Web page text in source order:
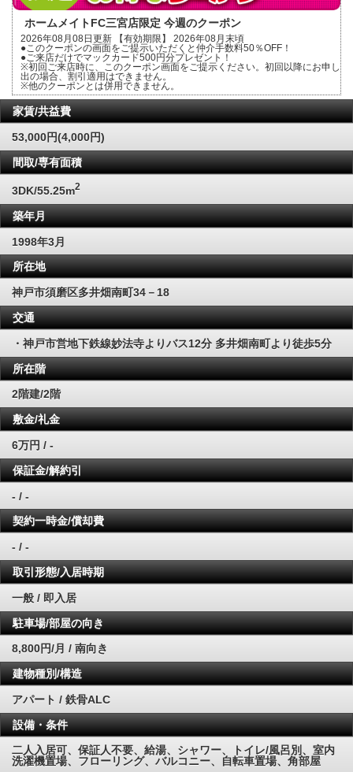
ホームメイトFC三宮店限定 今週のクーポン
2026年08月08日更新 【有効期限】 2026年08月末頃
●このクーポンの画面をご提示いただくと仲介手数料50％OFF！
●ご来店だけでマックカード500円分プレゼント！
※初回ご来店時に、このクーポン画面をご提示ください。初回以降にお申し
出の場合、割引適用はできません。
※他のクーポンとは併用できません。
家賃/共益費
53,000円(4,000円)
間取/専有面積
3DK/55.25m2
築年月
1998年3月
所在地
神戸市須磨区多井畑南町34－18
交通
・神戸市営地下鉄線妙法寺よりバス12分 多井畑南町より徒歩5分
所在階
2階建/2階
敷金/礼金
6万円 / -
保証金/解約引
- / -
契約一時金/償却費
- / -
取引形態/入居時期
一般 / 即入居
駐車場/部屋の向き
8,800円/月 / 南向き
建物種別/構造
アパート / 鉄骨ALC
設備・条件
二人入居可、保証人不要、給湯、シャワー、トイレ/風呂別、室内
洗濯機置場、フローリング、バルコニー、自転車置場、角部屋